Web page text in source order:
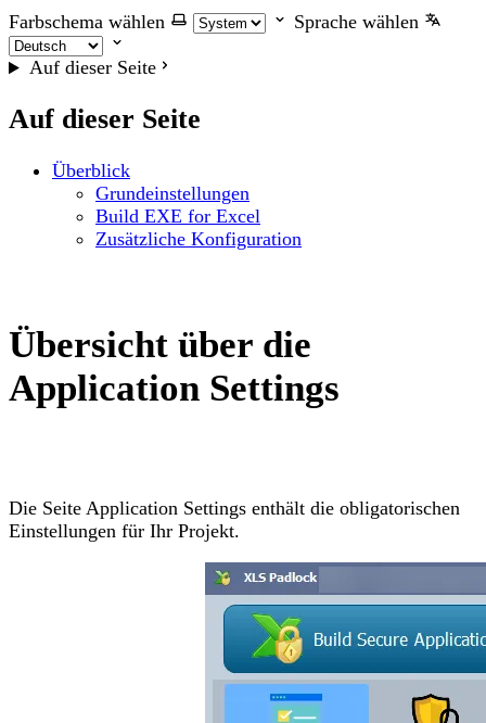
Farbschema wählen Sprache wählen
Auf dieser Seite
Auf dieser Seite
Überblick
Grundeinstellungen
Build EXE for Excel
Zusätzliche Konfiguration
Übersicht über die
Application Settings
Die Seite Application Settings enthält die obligatorischen
Einstellungen für Ihr Projekt.